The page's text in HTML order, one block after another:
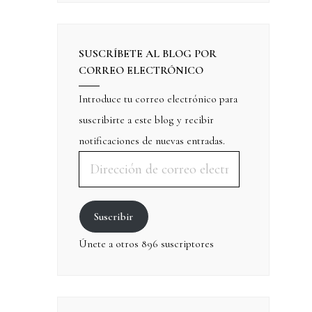
SUSCRÍBETE AL BLOG POR
CORREO ELECTRÓNICO
Introduce tu correo electrónico para
suscribirte a este blog y recibir
notificaciones de nuevas entradas.
Suscribir
Únete a otros 896 suscriptores